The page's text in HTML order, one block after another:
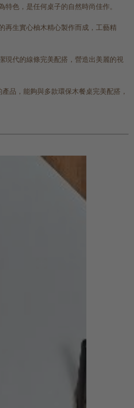
特色，是任何桌子的自然時尚佳作。
再生實心柚木精心製作而成，工藝精
現代的線條完美配搭，營造出美麗的視
品，能夠與多款環保木餐桌完美配搭，